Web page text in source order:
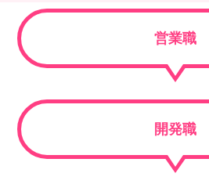
営業職
開発職